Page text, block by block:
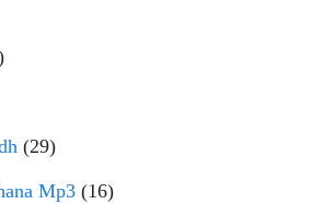
(29)
Mp3 (16)